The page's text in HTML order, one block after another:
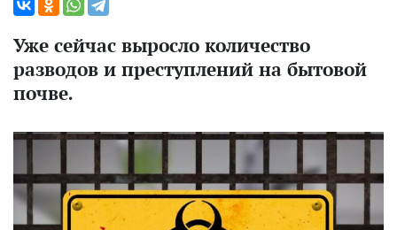
Уже сейчас выросло количество
разводов и преступлений на бытовой
почве.